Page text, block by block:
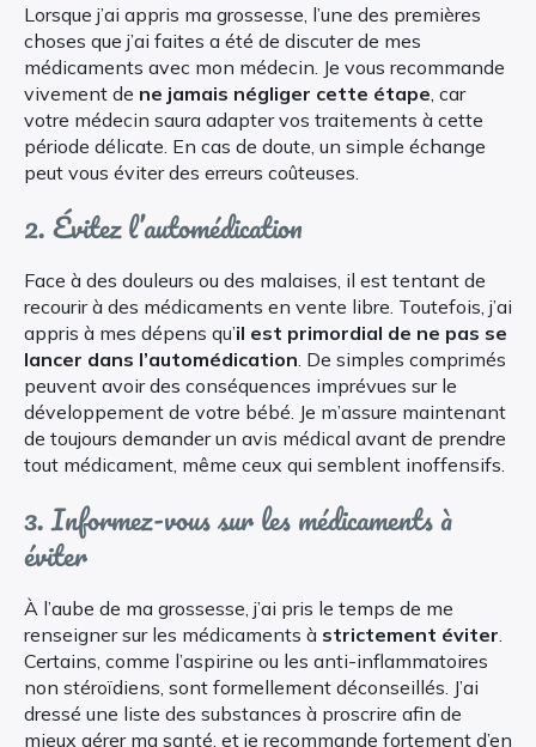
Lorsque j’ai appris ma grossesse, l’une des premières
choses que j’ai faites a été de discuter de mes
médicaments avec mon médecin. Je vous recommande
vivement de ne jamais négliger cette étape , car
votre médecin saura adapter vos traitements à cette
période délicate. En cas de doute, un simple échange
peut vous éviter des erreurs coûteuses.
2. Évitez l’automédication
Face à des douleurs ou des malaises, il est tentant de
recourir à des médicaments en vente libre. Toutefois, j’ai
appris à mes dépens qu’il est primordial de ne pas se
lancer dans l’automédication . De simples comprimés
peuvent avoir des conséquences imprévues sur le
développement de votre bébé. Je m’assure maintenant
de toujours demander un avis médical avant de prendre
tout médicament, même ceux qui semblent inoffensifs.
3. Informez-vous sur les médicaments à
éviter
À l’aube de ma grossesse, j’ai pris le temps de me
renseigner sur les médicaments à strictement éviter
Certains, comme l’aspirine ou les anti-inflammatoires
non stéroïdiens, sont formellement déconseillés. J’ai
dressé une liste des substances à proscrire afin de
mieux gérer ma santé, et je recommande fortement d’en